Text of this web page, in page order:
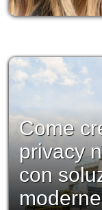
Come
privacy
con
moderne